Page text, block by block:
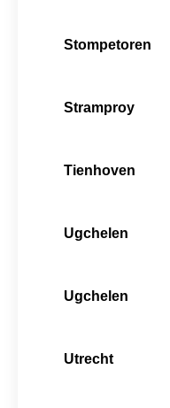
Stompetoren
Stramproy
Tienhoven
Ugchelen
Ugchelen
Utrecht